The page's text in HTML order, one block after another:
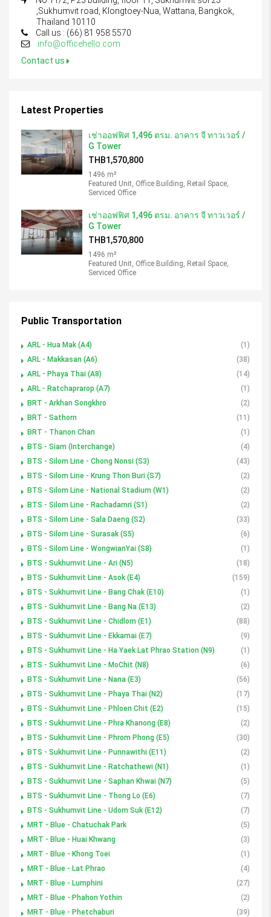
,Sukhumvit road, Klongtoey-Nua, Wattana, Bangkok,
Thailand 10110
Call us : (66) 81 958 5570
info@officehello.com
Contact us
Latest Properties
เช่าออฟฟิศ 1,496 ตรม. อาคาร จี ทาวเวอร์ /
G Tower
THB1,570,800
1496 m²
Featured Unit, Office Building, Retail Space,
Serviced Office
เช่าออฟฟิศ 1,496 ตรม. อาคาร จี ทาวเวอร์ /
G Tower
THB1,570,800
1496 m²
Featured Unit, Office Building, Retail Space,
Serviced Office
Public Transportation
ARL - Hua Mak (A4)
(1)
ARL - Makkasan (A6)
(38)
ARL - Phaya Thai (A8)
(14)
ARL - Ratchaprarop (A7)
(1)
BRT - Arkhan Songkhro
(2)
BRT - Sathorn
(11)
BRT - Thanon Chan
(1)
BTS - Siam (Interchange)
(4)
BTS - Silom Line - Chong Nonsi (S3)
(43)
BTS - Silom Line - Krung Thon Buri (S7)
(2)
BTS - Silom Line - National Stadium (W1)
(2)
BTS - Silom Line - Rachadamri (S1)
(2)
BTS - Silom Line - Sala Daeng (S2)
(33)
BTS - Silom Line - Surasak (S5)
(6)
BTS - Silom Line - WongwianYai (S8)
(1)
BTS - Sukhumvit Line - Ari (N5)
(18)
BTS - Sukhumvit Line - Asok (E4)
(159)
BTS - Sukhumvit Line - Bang Chak (E10)
(1)
BTS - Sukhumvit Line - Bang Na (E13)
(2)
BTS - Sukhumvit Line - Chidlom (E1)
(88)
BTS - Sukhumvit Line - Ekkamai (E7)
(9)
BTS - Sukhumvit Line - Ha Yaek Lat Phrao Station (N9)
(1)
BTS - Sukhumvit Line - MoChit (N8)
(6)
BTS - Sukhumvit Line - Nana (E3)
(56)
BTS - Sukhumvit Line - Phaya Thai (N2)
(17)
BTS - Sukhumvit Line - Phloen Chit (E2)
(15)
BTS - Sukhumvit Line - Phra Khanong (E8)
(2)
BTS - Sukhumvit Line - Phrom Phong (E5)
(30)
BTS - Sukhumvit Line - Punnawithi (E11)
(2)
BTS - Sukhumvit Line - Ratchathewi (N1)
(1)
BTS - Sukhumvit Line - Saphan Khwai (N7)
(5)
BTS - Sukhumvit Line - Thong Lo (E6)
(7)
BTS - Sukhumvit Line - Udom Suk (E12)
(7)
MRT - Blue - Chatuchak Park
(5)
MRT - Blue - Huai Khwang
(3)
MRT - Blue - Khong Toei
(1)
MRT - Blue - Lat Phrao
(4)
MRT - Blue - Lumphini
(27)
MRT - Blue - Phahon Yothin
(2)
MRT - Blue - Phetchaburi
(39)